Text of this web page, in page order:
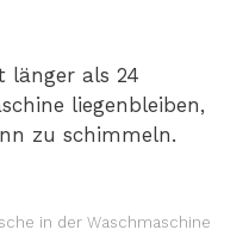
länger als 24
liegenbleiben,
zu schimmeln.
in der Waschmaschine